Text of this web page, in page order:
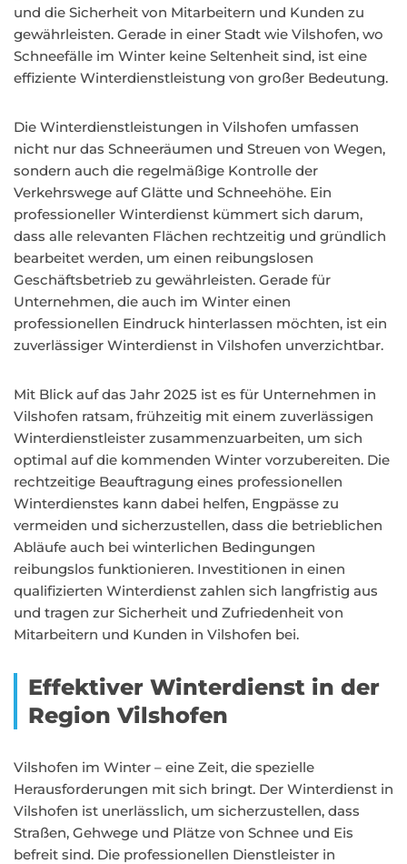
und die Sicherheit von Mitarbeitern und Kunden zu
gewährleisten. Gerade in einer Stadt wie Vilshofen, wo
Schneefälle im Winter keine Seltenheit sind, ist eine
effiziente Winterdienstleistung von großer Bedeutung.
Die Winterdienstleistungen in Vilshofen umfassen
nicht nur das Schneeräumen und Streuen von Wegen,
sondern auch die regelmäßige Kontrolle der
Verkehrswege auf Glätte und Schneehöhe. Ein
professioneller Winterdienst kümmert sich darum,
dass alle relevanten Flächen rechtzeitig und gründlich
bearbeitet werden, um einen reibungslosen
Geschäftsbetrieb zu gewährleisten. Gerade für
Unternehmen, die auch im Winter einen
professionellen Eindruck hinterlassen möchten, ist ein
zuverlässiger Winterdienst in Vilshofen unverzichtbar.
Mit Blick auf das Jahr 2025 ist es für Unternehmen in
Vilshofen ratsam, frühzeitig mit einem zuverlässigen
Winterdienstleister zusammenzuarbeiten, um sich
optimal auf die kommenden Winter vorzubereiten. Die
rechtzeitige Beauftragung eines professionellen
Winterdienstes kann dabei helfen, Engpässe zu
vermeiden und sicherzustellen, dass die betrieblichen
Abläufe auch bei winterlichen Bedingungen
reibungslos funktionieren. Investitionen in einen
qualifizierten Winterdienst zahlen sich langfristig aus
und tragen zur Sicherheit und Zufriedenheit von
Mitarbeitern und Kunden in Vilshofen bei.
Effektiver Winterdienst in der
Region Vilshofen
Vilshofen im Winter – eine Zeit, die spezielle
Herausforderungen mit sich bringt. Der Winterdienst in
Vilshofen ist unerlässlich, um sicherzustellen, dass
Straßen, Gehwege und Plätze von Schnee und Eis
befreit sind. Die professionellen Dienstleister in